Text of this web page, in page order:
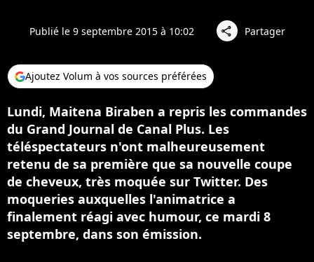
Publié le 9 septembre 2015 à 10:02 share Partager
Ajoutez Volum à vos sources préférées
Lundi, Maitena Biraben a repris les commandes
du Grand Journal de Canal Plus. Les
téléspectateurs n'ont malheureusement
retenu de sa première que sa nouvelle coupe
de cheveux, très moquée sur Twitter. Des
moqueries auxquelles l'animatrice a
finalement réagi avec humour, ce mardi 8
septembre, dans son émission.